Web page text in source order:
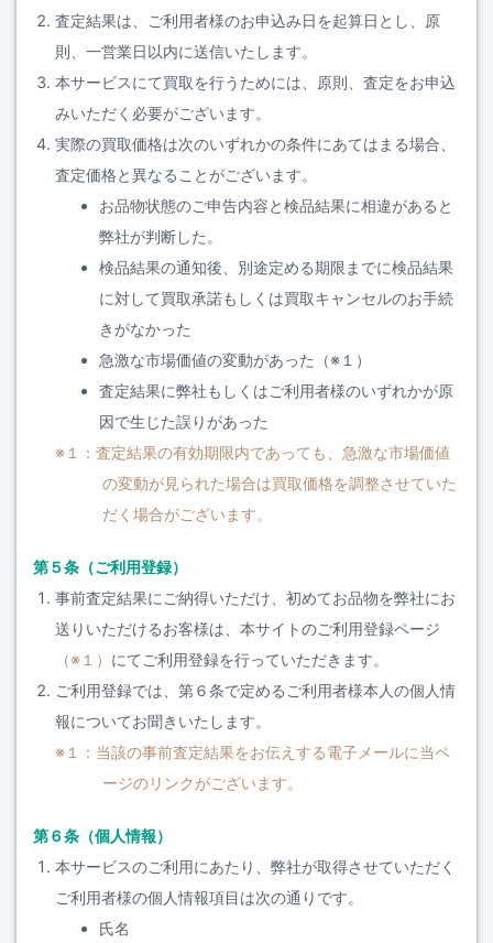
査定結果は、ご利用者様のお申込み日を起算日とし、原
則、一営業日以内に送信いたします。
本サービスにて買取を行うためには、原則、査定をお申込
みいただく必要がございます。
実際の買取価格は次のいずれかの条件にあてはまる場合、
査定価格と異なることがございます。
お品物状態のご申告内容と検品結果に相違があると
弊社が判断した。
検品結果の通知後、別途定める期限までに検品結果
に対して買取承諾もしくは買取キャンセルのお手続
きがなかった
急激な市場価値の変動があった（※１）
査定結果に弊社もしくはご利用者様のいずれかが原
因で生じた誤りがあった
※１：査定結果の有効期限内であっても、急激な市場価値
の変動が見られた場合は買取価格を調整させていた
だく場合がございます。
第５条（ご利用登録）
事前査定結果にご納得いただけ、初めてお品物を弊社にお
送りいただけるお客様は、本サイトのご利用登録ページ
（※１） にてご利用登録を行っていただきます。
ご利用登録では、第６条で定めるご利用者様本人の個人情
報についてお聞きいたします。
※１：当該の事前査定結果をお伝えする電子メールに当ペ
ージのリンクがございます。
第６条（個人情報）
本サービスのご利用にあたり、弊社が取得させていただく
ご利用者様の個人情報項目は次の通りです。
氏名